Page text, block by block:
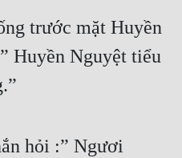
trước mặt Huyền
Huyền Nguyệt tiểu
hỏi :” Ngươi